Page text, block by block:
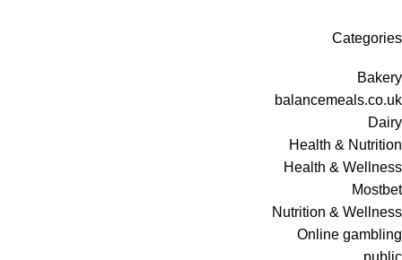
Categories
Bakery
balancemeals.co.uk
Dairy
Health & Nutrition
Health & Wellness
Mostbet
Nutrition & Wellness
Online gambling
public